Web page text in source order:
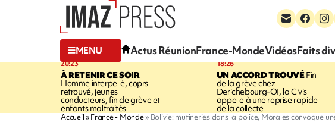
MENU Actus RéunionFrance-MondeVidéosFaits
20:23
À RETENIR CE SOIR
Homme interpellé, coprs
retrouvé, jeunes
conducteurs, fin de grève et
enfants maltraités
18:26
UN ACCORD TROUVÉFin
de la grève chez
Derichebourg-OI, la Civis
appelle à une reprise rapide
de la collecte
Accueil France - Monde Bolivie: mutineries dans la police, Morales convoque